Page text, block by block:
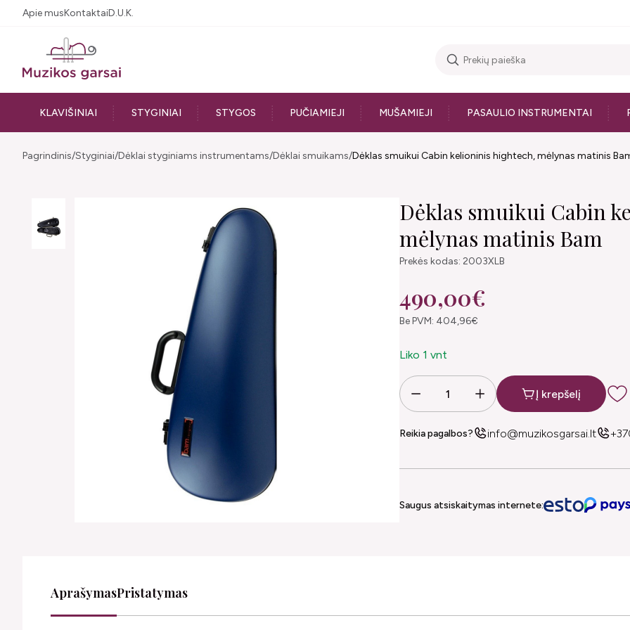
Apie musKontaktaiD.U.K.
KLAVIŠINIAI STYGINIAI STYGOS PUČIAMIEJI MUŠAMIEJI PASAULIO INSTRUMENTAI
Pagrindinis Styginiai Dėklai styginiams instrumentams Dėklai smuikams Dėklas smuikui Cabin kelioninis hightech, mėlynas matinis
Dėklas smuikui Cabin
mėlynas matinis Bam
Prekės kodas: 2003XLB
490,00€
Be PVM: 404,96€
Liko 1 vnt
Į krepšelį
Reikia pagalbos? info@muzikosgarsai.lt
Saugus atsiskaitymas internete:
AprašymasPristatymas